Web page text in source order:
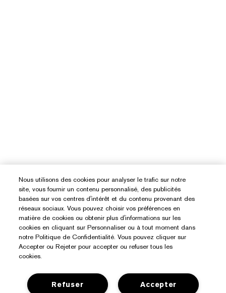
Besoin D’aide ?
Nous utilisons des cookies pour analyser le trafic sur notre
site, vous fournir un contenu personnalisé, des publicités
basées sur vos centres d'intérêt et du contenu provenant des
réseaux sociaux. Vous pouvez choisir vos préférences en
matière de cookies ou obtenir plus d'informations sur les
cookies en cliquant sur Personnaliser ou à tout moment dans
notre Politique de Confidentialité. Vous pouvez cliquer sur
Accepter ou Rejeter pour accepter ou refuser tous les
cookies.
Accepter
Refuser